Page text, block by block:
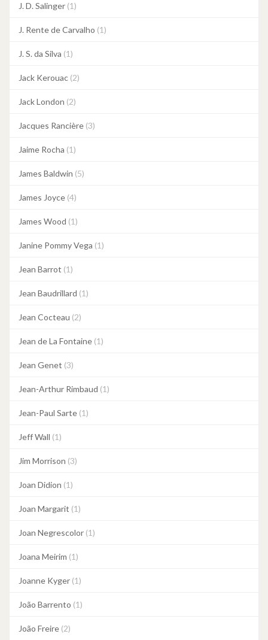
J. D. Salinger (1)
J. Rente de Carvalho (1)
J. S. da Silva (1)
Jack Kerouac (2)
Jack London (2)
Jacques Rancière (3)
Jaime Rocha (1)
James Baldwin (5)
James Joyce (4)
James Wood (1)
Janine Pommy Vega (1)
Jean Barrot (1)
Jean Baudrillard (1)
Jean Cocteau (2)
Jean de La Fontaine (1)
Jean Genet (3)
Jean-Arthur Rimbaud (1)
Jean-Paul Sarte (1)
Jeff Wall (1)
Jim Morrison (3)
Joan Didion (1)
Joan Margarit (1)
Joan Negrescolor (1)
Joana Meirim (1)
Joanne Kyger (1)
João Barrento (1)
João Freire (2)